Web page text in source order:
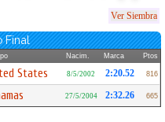
Ver Siembra
Final
Nacim. Marca Ptos
States 8/5/2002 2:20.52 816
27/5/2004 2:32.26 665